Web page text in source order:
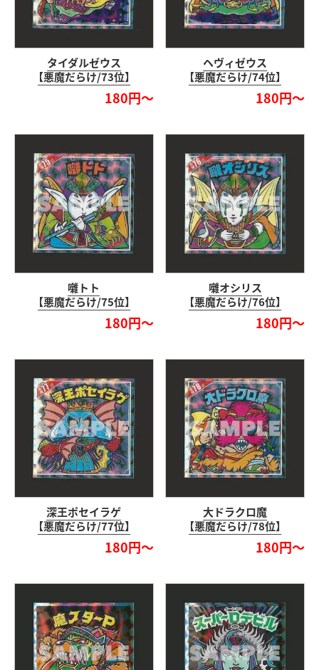
タイダルゼウス
【悪魔だらけ/73位】
180円～
ヘヴィゼウス
【悪魔だらけ/74位】
180円～
囃トト
【悪魔だらけ/75位】
180円～
囃オシリス
【悪魔だらけ/76位】
180円～
深王ポセイラゲ
【悪魔だらけ/77位】
180円～
大ドラクロ魔
【悪魔だらけ/78位】
180円～